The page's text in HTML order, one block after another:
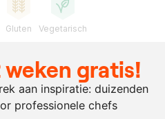
Gluten Vegetarisch
harde wenerdeeg
boter
weken gratis!
aan inspiratie: duizenden
professionele chefs